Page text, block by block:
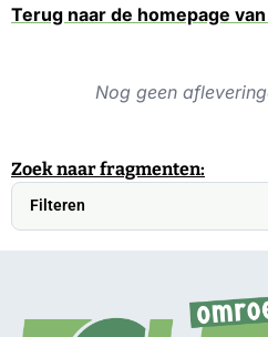
Terug naar de homepage
Nog geen
Zoek naar fragmenten:
Filteren